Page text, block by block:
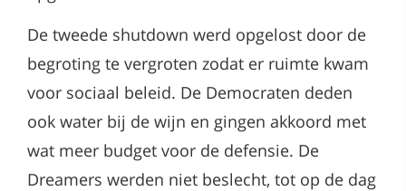
De tweede shutdown werd opgelost door de
begroting te vergroten zodat er ruimte kwam
voor sociaal beleid. De Democraten deden
ook water bij de wijn en gingen akkoord met
wat meer budget voor de defensie. De
Dreamers werden niet beslecht, tot op de dag